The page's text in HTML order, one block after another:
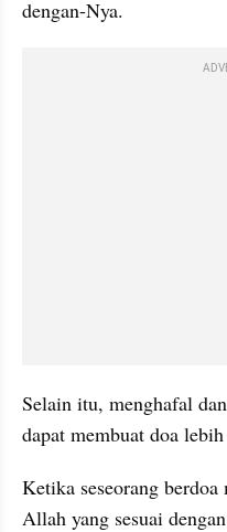
dengan-Nya.
Selain itu, menghafal
dapat membuat doa
Ketika seseorang berdoa
Allah yang sesuai